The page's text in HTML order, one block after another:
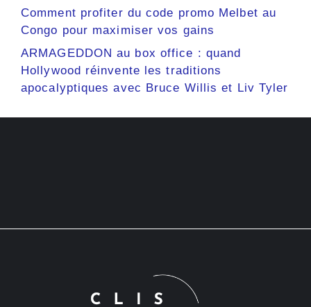
Comment profiter du code promo Melbet au
Congo pour maximiser vos gains
ARMAGEDDON au box office : quand
Hollywood réinvente les traditions
apocalyptiques avec Bruce Willis et Liv Tyler